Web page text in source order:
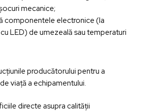
mecanice;
componentele electronice (la
LED) de umezeală sau temperaturi
producătorului pentru a
viață a echipamentului.
directe asupra calității